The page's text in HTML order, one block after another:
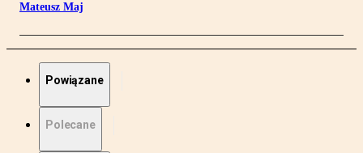
Mateusz Maj
Powiązane
Polecane